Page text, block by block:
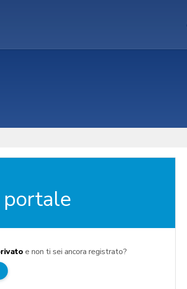
e non ti sei ancora registrato?